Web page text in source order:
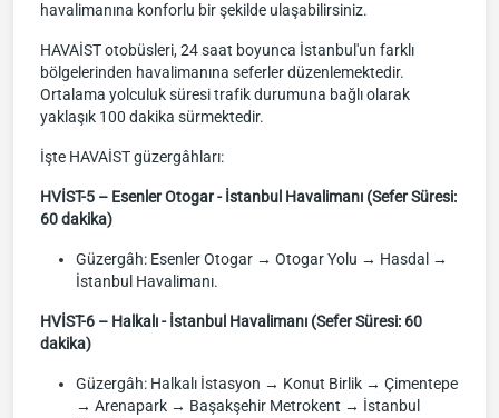
havalimanına konforlu bir şekilde ulaşabilirsiniz.
HAVAİST otobüsleri, 24 saat boyunca İstanbul'un farklı
bölgelerinden havalimanına seferler düzenlemektedir.
Ortalama yolculuk süresi trafik durumuna bağlı olarak
yaklaşık 100 dakika sürmektedir.
İşte HAVAİST güzergâhları:
HVİST-5 – Esenler Otogar - İstanbul Havalimanı (Sefer Süresi:
60 dakika)
Güzergâh: Esenler Otogar → Otogar Yolu → Hasdal →
İstanbul Havalimanı.
HVİST-6 – Halkalı - İstanbul Havalimanı (Sefer Süresi: 60
dakika)
Güzergâh: Halkalı İstasyon → Konut Birlik → Çimentepe
→ Arenapark → Başakşehir Metrokent → İstanbul